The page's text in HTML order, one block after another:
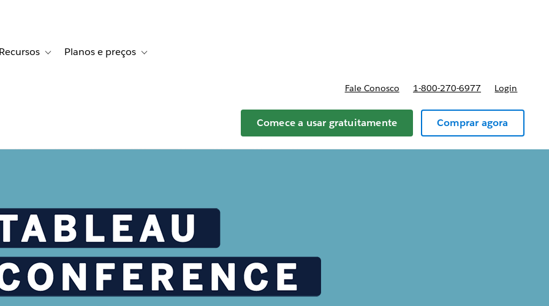
Histórias de clientes
sub-navigation for Soluções
Recursos Toggle sub-navigation for Recursos
Planos e preços Toggle sub-navigation for Planos e preços
Fale Conosco 1-800-270-6977 Login
Comece a usar gratuitamente Comprar agora